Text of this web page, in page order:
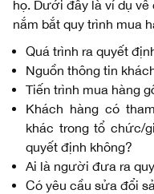
họ. Dưới đây là ví dụ
nắm bắt quy trình mua
Quá trình ra quyết
Nguồn thông tin
Tiến trình mua hàng
Khách hàng có
khác trong tổ chức/
quyết định không?
Ai là người đưa ra
Có yêu cầu sửa đổi